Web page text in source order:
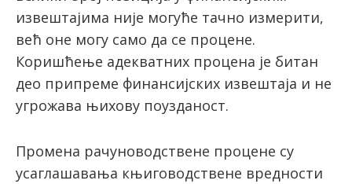
извештајима није могуће тачно измерити,
већ оне могу само да се процене.
Коришћење адекватних процена је битан
део припреме финансијских извештаја и не
угрожава њихову поузданост.
Промена рачуноводствене процене су
усаглашавања књиговодствене вредности